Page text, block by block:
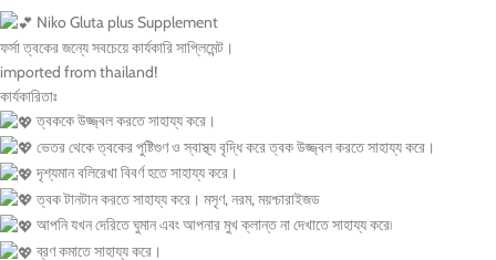
Niko Gluta plus Supplement
ফর্সা ত্বকের জন্যে সবচেয়ে কার্যকারি সাপ্লিমেন্ট।
imported from thailand!
কার্যকারিতাঃ
ত্বককে উজ্জ্বল করতে সাহায্য করে।
ভেতর থেকে ত্বকের পুষ্টিগুণ ও স্বাস্থ্য বৃদ্ধি করে ত্বক উজ্জ্বল করতে সাহায্য করে।
দৃশ্যমান বলিরেখা বিবর্ণ হতে সাহায্য করে।
ত্বক টানটান করতে সাহায্য করে। মসৃণ, নরম, ময়শ্চারাইজড
আপনি যখন দেরিতে ঘুমান এবং আপনার মুখ ক্লান্ত না দেখাতে সাহায্য করে৷
ব্রণ কমাতে সাহায্য করে।